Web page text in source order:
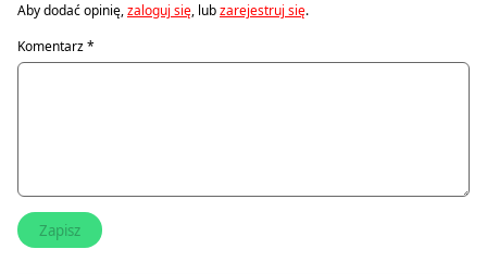
Aby dodać opinię,zaloguj się, lubzarejestruj się.
Komentarz*